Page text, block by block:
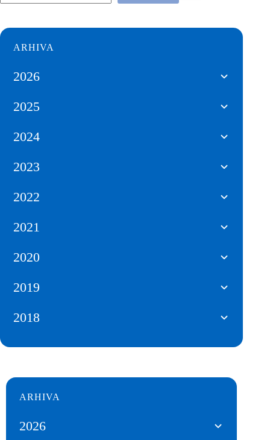
ARHIVA
2026
2025
2024
2023
2022
2021
2020
2019
2018
ARHIVA
2026